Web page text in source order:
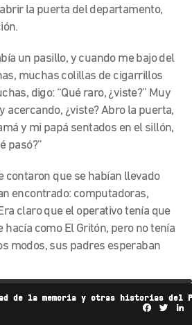
de la memoria y otras historias del
la puerta del departamento,
un pasillo, y cuando me bajo del
muchas colillas de cigarrillos
digo: “Qué raro, ¿viste?” Muy
acercando, ¿viste? Abro la puerta,
y mi papá sentados en el sillón,
pasó?”
contaron que se habían llevado
encontrado: computadoras,
claro que el operativo tenía que
hacía como El Gritón, pero no tenía
modos, sus padres esperaban
la pregunta fue: “Bueno, ¿hiciste
dónde entraste?” Ahí sí, ahí sí me